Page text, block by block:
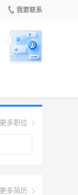
我要联系
更多职位
更多简历